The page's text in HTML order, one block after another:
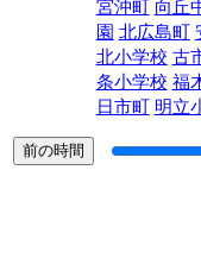
宮沖町 向丘
園 北広島町
北小学校 古
条小学校 福
日市町 明立